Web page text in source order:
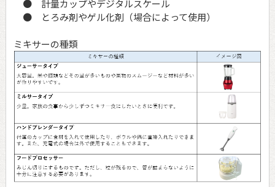
● 計量カップやデジタルスケール
● とろみ剤やゲル化剤（場合によって使用）
ミキサーの種類